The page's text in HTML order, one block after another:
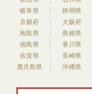
岐阜県
静岡県
京都府
大阪府
鳥取県
島根県
徳島県
香川県
佐賀県
長崎県
鹿児島県
沖縄県